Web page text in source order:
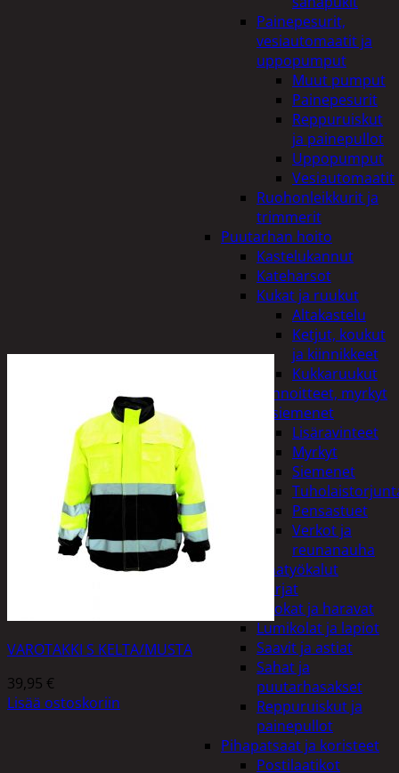
Painepesurit,
vesiautomaatit ja
uppopumput
Muut pumput
Painepesurit
Reppuruiskut
ja painepullot
Uppopumput
Vesiautomaatit
Ruohonleikkurit ja
trimmerit
Puutarhan hoito
Kastelukannut
Kateharsot
Kukat ja ruukut
Altakastelu
Ketjut, koukut
ja kiinnikkeet
Kukkaruukut
Lannoitteet, myrkyt
ja siemenet
Lisäravinteet
Myrkyt
Siemenet
Pensastuet
Verkot ja
reunanauha
Puutarhatyökalut
Harjat
Kuokat ja haravat
Lumikolat ja lapiot
Saavit ja astiat
Sahat ja
puutarhasakset
Reppuruiskut ja
painepullot
Pihapatsaat ja koristeet
Postilaatikot
VAROTAKKI S KELTA/MUSTA
39,95 €
Lisää ostoskoriin